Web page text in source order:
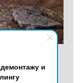
и
В Г.